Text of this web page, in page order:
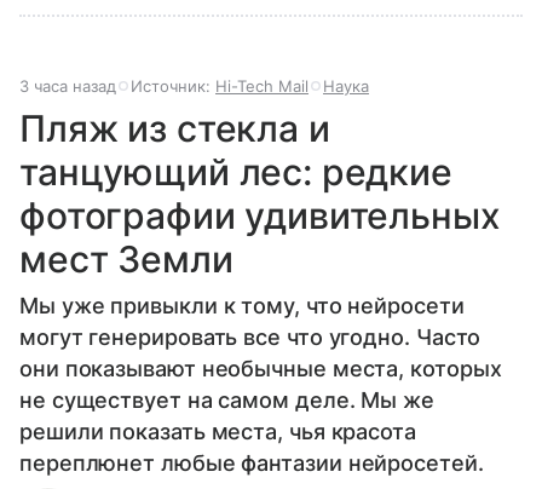
3 часа назад Источник: Hi-Tech Mail Наука
​​Пляж из стекла и
танцующий лес: редкие
фотографии удивительных
мест Земли
Мы уже привыкли к тому, что нейросети
могут генерировать все что угодно. Часто
они показывают необычные места, которых
не существует на самом деле. Мы же
решили показать места, чья красота
переплюнет любые фантазии нейросетей.